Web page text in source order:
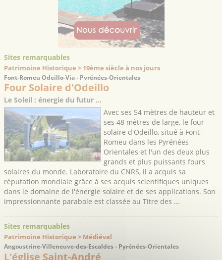
Sites remarquables
Patrimoine Historique > 19ème siècle à nos jours
Font-Romeu Odeillo-Via - Pyrénées-Orientales
Four Solaire d'Odeillo
Le Soleil : énergie du futur …
Avec ses 54 mètres de hauteur et
ses 48 mètres de large, le four
solaire d'Odeillo, situé à Font-
Romeu dans les Pyrénées
Orientales et l'un des deux plus
grands et plus puissants fours
solaires du monde. Laboratoire du CNRS, il a acquis sa
réputation mondiale grâce à ses acquis scientifiques uniques
dans le domaine de l'énergie solaire et de ses applications. Son
impressionnante parabole est classée au Titre des ...
Sites remarquables
Patrimoine Historique > Médiéval
Angoustrine-Villeneuve-des-Escaldes - Pyrénées-Orientales
L'église Saint-André